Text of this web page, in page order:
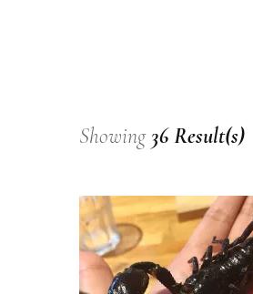
Showing 36 Result(s)